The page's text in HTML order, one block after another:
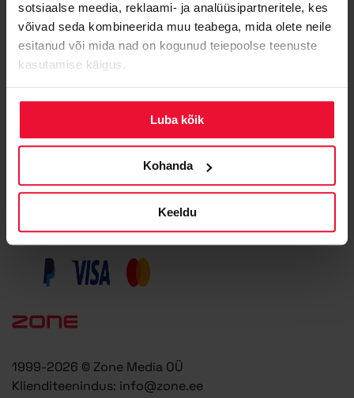
sotsiaalse meedia, reklaami- ja analüüsipartneritele, kes
võivad seda kombineerida muu teabega, mida olete neile
esitanud või mida nad on kogunud teiepoolse teenuste
kasutamise käigus.
Luba kõik
Kohanda
Keeldu
1999-2026 © Zone Media OÜ
Klienditeenindus: info@zone.ee
Küpsised
Teenused
Domeeni registreerimine
Veebimajutus
Nutikas Pilveserver
Premium e-post